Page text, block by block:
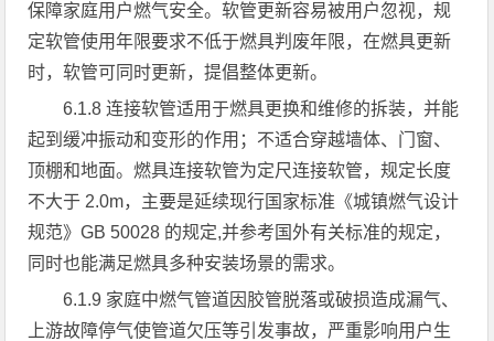
保障家庭用户燃气安全。软管更新容易被用户忽视，规
定软管使用年限要求不低于燃具判废年限，在燃具更新
时，软管可同时更新，提倡整体更新。
6.1.8 连接软管适用于燃具更换和维修的拆装，并能
起到缓冲振动和变形的作用；不适合穿越墙体、门窗、
顶棚和地面。燃具连接软管为定尺连接软管，规定长度
不大于 2.0m，主要是延续现行国家标准《城镇燃气设计
规范》GB 50028 的规定,并参考国外有关标准的规定，
同时也能满足燃具多种安装场景的需求。
6.1.9 家庭中燃气管道因胶管脱落或破损造成漏气、
上游故障停气使管道欠压等引发事故，严重影响用户生